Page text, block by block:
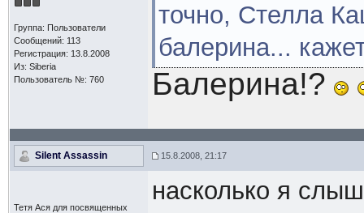
Группа: Пользователи
Сообщений: 113
Регистрация: 13.8.2008
Из: Siberia
Пользователь №: 760
точно, Стелла
балерина...
Балерина!?
Silent Assassin 15.8.2008, 21:17
Тетя Ася для посвященных
насколько я